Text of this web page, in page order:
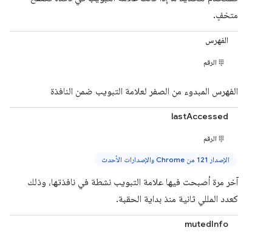
متخفٍ.
الفهرس
الرقم
الفهرس المبدوء من الصفر لعلامة التبويب ضمن النافذة
lastAccessed
الرقم
الإصدار 121 من Chrome والإصدارات الأحدث
آخر مرة أصبحت فيها علامة التبويب نشطة في نافذتها، وذلك
كعدد المللي ثانية منذ بداية الحقبة.
mutedInfo